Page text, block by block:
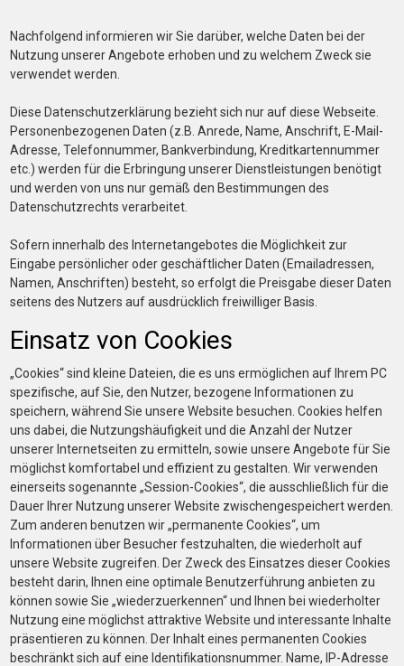
Nachfolgend informieren wir Sie darüber, welche Daten bei der
Nutzung unserer Angebote erhoben und zu welchem Zweck sie
verwendet werden.
Diese Datenschutzerklärung bezieht sich nur auf diese Webseite.
Personenbezogenen Daten (z.B. Anrede, Name, Anschrift, E-Mail-
Adresse, Telefonnummer, Bankverbindung, Kreditkartennummer
etc.) werden für die Erbringung unserer Dienstleistungen benötigt
und werden von uns nur gemäß den Bestimmungen des
Datenschutzrechts verarbeitet.
Sofern innerhalb des Internetangebotes die Möglichkeit zur
Eingabe persönlicher oder geschäftlicher Daten (Emailadressen,
Namen, Anschriften) besteht, so erfolgt die Preisgabe dieser Daten
seitens des Nutzers auf ausdrücklich freiwilliger Basis.
Einsatz von Cookies
„Cookies“ sind kleine Dateien, die es uns ermöglichen auf Ihrem PC
spezifische, auf Sie, den Nutzer, bezogene Informationen zu
speichern, während Sie unsere Website besuchen. Cookies helfen
uns dabei, die Nutzungshäufigkeit und die Anzahl der Nutzer
unserer Internetseiten zu ermitteln, sowie unsere Angebote für Sie
möglichst komfortabel und effizient zu gestalten. Wir verwenden
einerseits sogenannte „Session-Cookies“, die ausschließlich für die
Dauer Ihrer Nutzung unserer Website zwischengespeichert werden.
Zum anderen benutzen wir „permanente Cookies“, um
Informationen über Besucher festzuhalten, die wiederholt auf
unsere Website zugreifen. Der Zweck des Einsatzes dieser Cookies
besteht darin, Ihnen eine optimale Benutzerführung anbieten zu
können sowie Sie „wiederzuerkennen“ und Ihnen bei wiederholter
Nutzung eine möglichst attraktive Website und interessante Inhalte
präsentieren zu können. Der Inhalt eines permanenten Cookies
beschränkt sich auf eine Identifikationsnummer. Name, IP-Adresse